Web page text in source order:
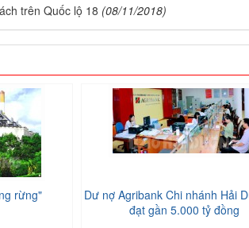
trên Quốc lộ 18 (08/11/2018)
rừng"
Dư nợ Agribank Chi nhánh Hải
đạt gần 5.000 tỷ đồng